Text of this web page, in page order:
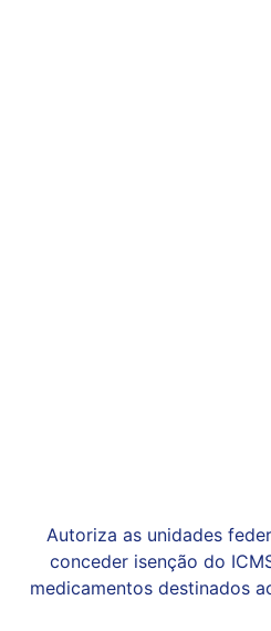
Autoriza as unidades
conceder isenção do
medicamentos destinados